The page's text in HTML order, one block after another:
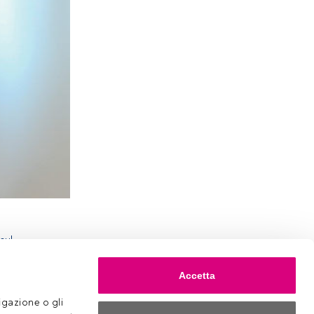
o gli
Accetta